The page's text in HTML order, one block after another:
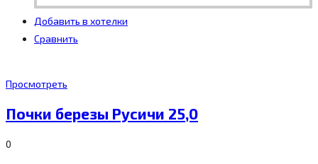
Добавить в хотелки
Сравнить
Просмотреть
Почки березы Русичи 25,0
0